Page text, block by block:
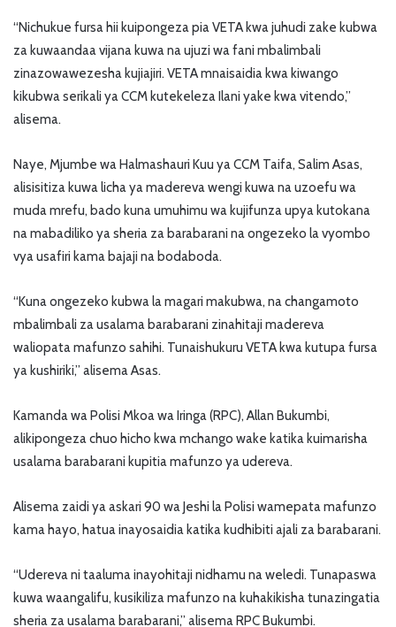
“Nichukue fursa hii kuipongeza pia VETA kwa juhudi zake kubwa
za kuwaandaa vijana kuwa na ujuzi wa fani mbalimbali
zinazowawezesha kujiajiri. VETA mnaisaidia kwa kiwango
kikubwa serikali ya CCM kutekeleza Ilani yake kwa vitendo,”
alisema.
Naye, Mjumbe wa Halmashauri Kuu ya CCM Taifa, Salim Asas,
alisisitiza kuwa licha ya madereva wengi kuwa na uzoefu wa
muda mrefu, bado kuna umuhimu wa kujifunza upya kutokana
na mabadiliko ya sheria za barabarani na ongezeko la vyombo
vya usafiri kama bajaji na bodaboda.
“Kuna ongezeko kubwa la magari makubwa, na changamoto
mbalimbali za usalama barabarani zinahitaji madereva
waliopata mafunzo sahihi. Tunaishukuru VETA kwa kutupa fursa
ya kushiriki,” alisema Asas.
Kamanda wa Polisi Mkoa wa Iringa (RPC), Allan Bukumbi,
alikipongeza chuo hicho kwa mchango wake katika kuimarisha
usalama barabarani kupitia mafunzo ya udereva.
Alisema zaidi ya askari 90 wa Jeshi la Polisi wamepata mafunzo
kama hayo, hatua inayosaidia katika kudhibiti ajali za barabarani.
“Udereva ni taaluma inayohitaji nidhamu na weledi. Tunapaswa
kuwa waangalifu, kusikiliza mafunzo na kuhakikisha tunazingatia
sheria za usalama barabarani,” alisema RPC Bukumbi.